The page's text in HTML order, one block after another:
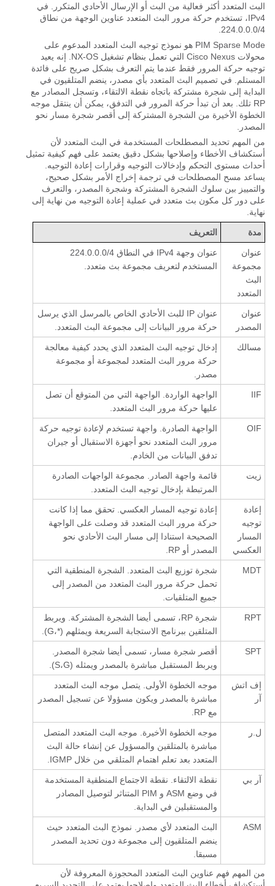
البث المتعدد أكثر فعالية من البث أو الإرسال الأحادي المتكرر. في
IPv4، تستخدم حركة مرور البث المتعدد عناوين الوجهة من نطاق
224.0.0.0/4.
PIM Sparse Mode هو نموذج توجيه البث المتعدد المدعوم على
محولات Cisco Nexus التي تعمل بنظام تشغيل NX-OS. إنه يعيد
توجيه حركة المرور فقط عندما يتم التعرف بشكل صريح على فائدة
المستلم. في تصميم البث المتعدد بأي مصدر، ينضم المتلقيون في
البداية إلى شجرة مشتركة باتجاه نقطة الالتقاء، وتسجل المصادر مع
RP تلك. بعد أن تبدأ حركة المرور في التدفق، يمكن أن ينتقل موجه
الخطوة الأخيرة من الشجرة المشتركة إلى أقصر شجرة مسار نحو
المصدر.
من المهم تحديد المصطلحات المستخدمة في البث المتعدد لأن
أستكشاف الأخطاء وإصلاحها بشكل دقيق يعتمد على فهم كيفية تمثيل
أحداث مستوى التحكم وإدخالات التوجيه وقرارات إعادة التوجيه.
يساعد مسح المصطلحات في ترجمة إخراج الأمر بشكل صحيح،
والتمييز بين سلوك الشجرة المشتركة وشجرة المصدر، والتعرف
على دور كل مكون بث متعدد في عملية إعادة التوجيه من نهاية إلى
نهاية.
مدة التعريف
عنوان
مجموعة
البث
المتعدد
عنوان وجهة IPv4 في النطاق 224.0.0.0/4
المستخدم لتعريف مجموعة بث متعدد.
عنوان
المصدر
عنوان IP للبث الأحادي الخاص بالمرسل الذي يرسل
حركة مرور البيانات إلى مجموعة البث المتعدد.
مسالك
إدخال توجيه البث المتعدد الذي يحدد كيفية معالجة
حركة مرور البث المتعدد لمجموعة أو مجموعة
مصدر.
IIF
الواجهة الواردة. الواجهة التي من المتوقع أن تصل
عليها حركة مرور البث المتعدد.
OIF
الواجهة الصادرة. واجهة تستخدم لإعادة توجيه حركة
مرور البث المتعدد نحو أجهزة الاستقبال أو جيران
تدفق البيانات من الخادم.
زيت
قائمة واجهة الصادر. مجموعة الواجهات الصادرة
المرتبطة بإدخال توجيه البث المتعدد.
إعادة
توجيه
المسار
العكسي
إعادة توجيه المسار العكسي. تحقق مما إذا كانت
حركة مرور البث المتعدد قد وصلت على الواجهة
الصحيحة استنادا إلى مسار البث الأحادي نحو
المصدر أو RP.
MDT
شجرة توزيع البث المتعدد. الشجرة المنطقية التي
تحمل حركة مرور البث المتعدد من المصدر إلى
جميع المتلقيات.
RPT
شجرة RP، تسمى أيضا الشجرة المشتركة. ويربط
المتلقين ببرنامج الاستجابة السريعة ويمثلهم (*،G).
SPT
أقصر شجرة مسار، تسمى أيضا شجرة المصدر.
ويربط المستقبل مباشرة بالمصدر ويمثله (S،G).
إف اتش
آر
موجه الخطوة الأولى. يتصل موجه البث المتعدد
مباشرة بالمصدر ويكون مسؤولا عن تسجيل المصدر
مع RP.
ل.ر
موجه الخطوة الأخيرة. موجه البث المتعدد المتصل
مباشرة بالمتلقين والمسؤول عن إنشاء حالة البث
المتعدد بعد تعلم اهتمام المتلقي من خلال IGMP.
آر بي
نقطة الالتقاء. نقطة الاجتماع المنطقية المستخدمة
في وضع ASM و PIM المتناثر لتوصيل المصادر
والمستقبلين في البداية.
ASM
البث المتعدد لأي مصدر. نموذج البث المتعدد حيث
ينضم المتلقيون إلى مجموعة دون تحديد المصدر
مسبقا.
من المهم فهم عناوين البث المتعدد المحجوزة المعروفة لأن